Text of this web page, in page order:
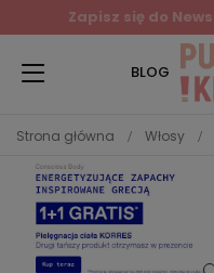
Zapisz się do
BLOG
Strona główna Włosy